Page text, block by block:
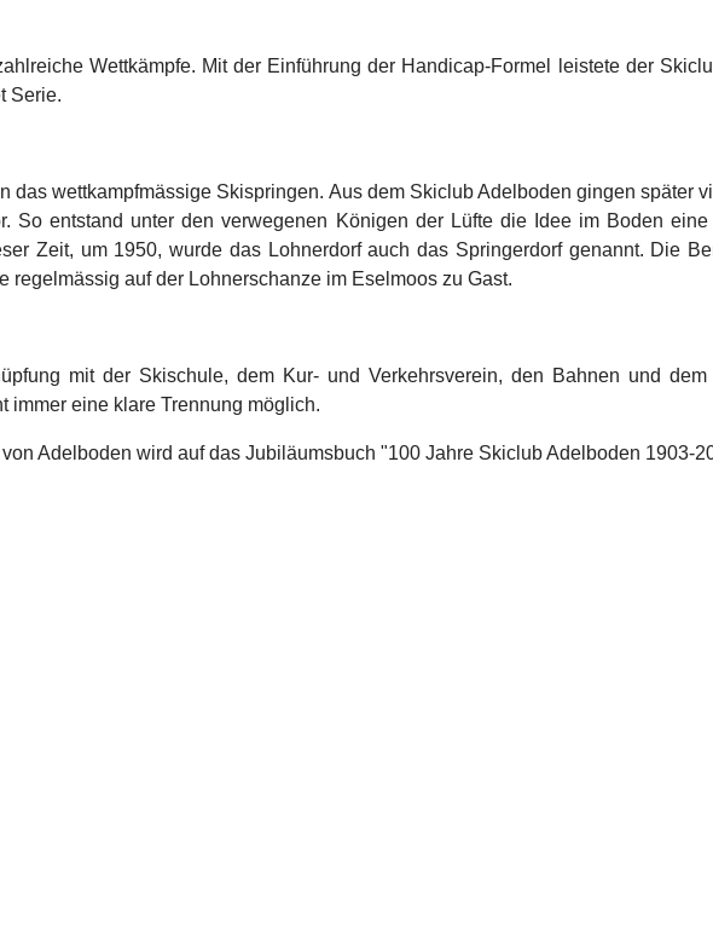
Wettkämpfe. Mit der Einführung der Handicap-Formel leistete der
Serie.
das wettkampfmässige Skispringen. Aus dem Skiclub Adelboden gingen später
So entstand unter den verwegenen Königen der Lüfte die Idee im Boden
Zeit, um 1950, wurde das Lohnerdorf auch das Springerdorf genannt. Die
auf der Lohnerschanze im Eselmoos zu Gast.
mit der Skischule, dem Kur- und Verkehrsverein, den Bahnen und
immer eine klare Trennung möglich.
Adelboden wird auf das Jubiläumsbuch "100 Jahre Skiclub Adelboden 1903-